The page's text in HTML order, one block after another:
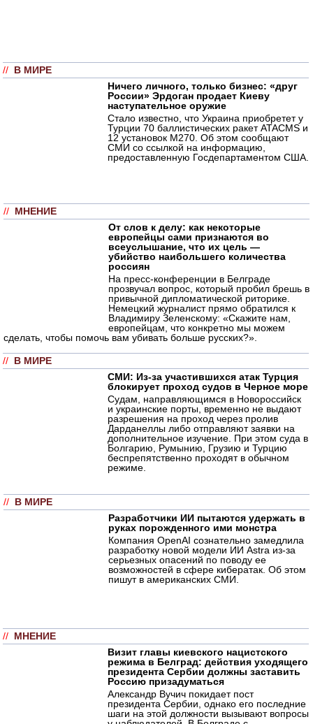
// В МИРЕ
Ничего личного, только бизнес: «друг
России» Эрдоган продает Киеву
наступательное оружие
Стало известно, что Украина приобретет у
Турции 70 баллистических ракет ATACMS и
12 установок M270. Об этом сообщают
СМИ со ссылкой на информацию,
предоставленную Госдепартаментом США.
// МНЕНИЕ
От слов к делу: как некоторые
европейцы сами признаются во
всеуслышание, что их цель —
убийство наибольшего количества
россиян
На пресс-конференции в Белграде
прозвучал вопрос, который пробил брешь в
привычной дипломатической риторике.
Немецкий журналист прямо обратился к
Владимиру Зеленскому: «Скажите нам,
европейцам, что конкретно мы можем
сделать, чтобы помочь вам убивать больше русских?».
// В МИРЕ
СМИ: Из-за участившихся атак Турция
блокирует проход судов в Черное море
Судам, направляющимся в Новороссийск
и украинские порты, временно не выдают
разрешения на проход через пролив
Дарданеллы либо отправляют заявки на
дополнительное изучение. При этом суда в
Болгарию, Румынию, Грузию и Турцию
беспрепятственно проходят в обычном
режиме.
// В МИРЕ
Разработчики ИИ пытаются удержать в
руках порожденного ими монстра
Компания OpenAI сознательно замедлила
разработку новой модели ИИ Astra из-за
серьезных опасений по поводу ее
возможностей в сфере кибератак. Об этом
пишут в американских СМИ.
// МНЕНИЕ
Визит главы киевского нацистского
режима в Белград: действия уходящего
президента Сербии должны заставить
Россию призадуматься
Александр Вучич покидает пост
президента Сербии, однако его последние
шаги на этой должности вызывают вопросы